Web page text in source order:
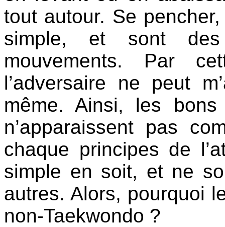
tout autour. Se
simple, et sont des
mouvements. Par
l’adversaire ne peut
même. Ainsi, les bons
n’apparaissent pas
chaque principes de
simple en soit, et ne
autres. Alors, pourquoi
non-Taekwondo ?